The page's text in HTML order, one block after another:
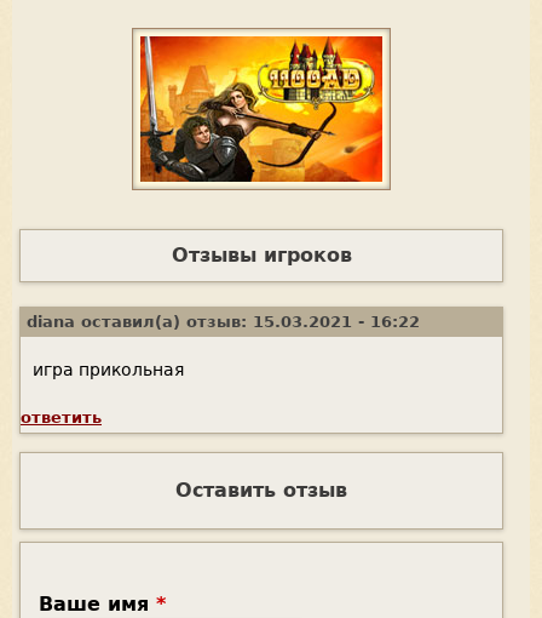
Отзывы игроков
diana оставил(а) отзыв: 15.03.2021 - 16:22
игра прикольная
ответить
Оставить отзыв
Ваше имя *